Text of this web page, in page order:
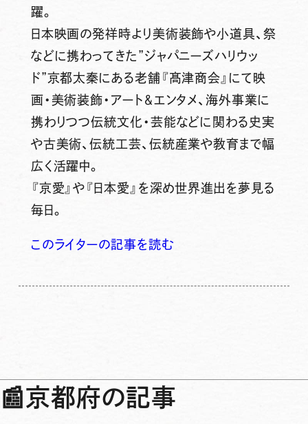
躍。
日本映画の発祥時より美術装飾や小道具、祭
などに携わってきた”ジャパニーズハリウッ
ド”京都太秦にある老舗『髙津商会』にて映
画・美術装飾・アート＆エンタメ、海外事業に
携わりつつ伝統文化・芸能などに関わる史実
や古美術、伝統工芸、伝統産業や教育まで幅
広く活躍中。
『京愛』や『日本愛』を深め世界進出を夢見る
毎日。
このライターの記事を読む
📰京都府の記事